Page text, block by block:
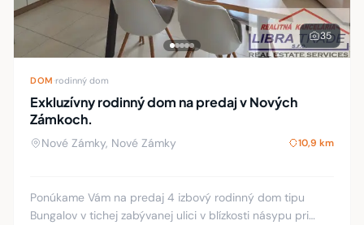
35
DOM rodinný dom
Exkluzívny rodinný dom na predaj v Nových
Zámkoch.
Nové Zámky, Nové Zámky 10,9 km
Ponúkame Vám na predaj 4 izbový rodinný dom tipu
Bungalov v tichej zabývanej ulici v blízkosti násypu pri